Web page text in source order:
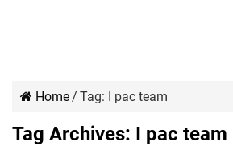
Home/ Tag: I pac team
Tag Archives: I pac team